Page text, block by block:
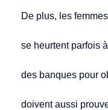
De plus, les
se heurtent parfois
des banques pour
doivent aussi